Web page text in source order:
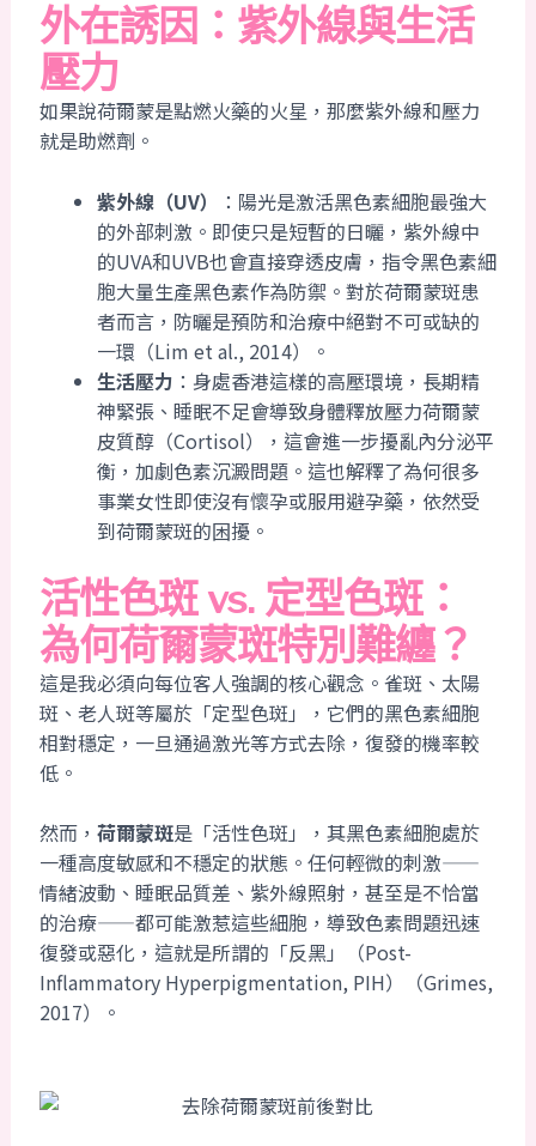
外在誘因：紫外線與生活
壓力
如果說荷爾蒙是點燃火藥的火星，那麼紫外線和壓力
就是助燃劑。
紫外線（UV）
：陽光是激活黑色素細胞最強大
的外部刺激。即使只是短暫的日曬，紫外線中
的UVA和UVB也會直接穿透皮膚，指令黑色素細
胞大量生產黑色素作為防禦。對於荷爾蒙斑患
者而言，防曬是預防和治療中絕對不可或缺的
一環（Lim et al., 2014）。
生活壓力 ：身處香港這樣的高壓環境，長期精
神緊張、睡眠不足會導致身體釋放壓力荷爾蒙
皮質醇（Cortisol），這會進一步擾亂內分泌平
衡，加劇色素沉澱問題。這也解釋了為何很多
事業女性即使沒有懷孕或服用避孕藥，依然受
到荷爾蒙斑的困擾。
活性色斑 vs. 定型色斑：
為何荷爾蒙斑特別難纏？
這是我必須向每位客人強調的核心觀念。雀斑、太陽
斑、老人斑等屬於「定型色斑」，它們的黑色素細胞
相對穩定，一旦通過激光等方式去除，復發的機率較
低。
然而， 荷爾蒙斑是「活性色斑」，其黑色素細胞處於
一種高度敏感和不穩定的狀態。任何輕微的刺激——
情緒波動、睡眠品質差、紫外線照射，甚至是不恰當
的治療——都可能激惹這些細胞，導致色素問題迅速
復發或惡化，這就是所謂的「反黑」（Post-
Inflammatory Hyperpigmentation, PIH）（Grimes,
2017）。